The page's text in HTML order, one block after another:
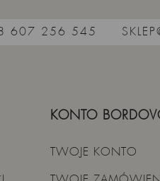
607 256 545
KONTO
TWOJE KONTO